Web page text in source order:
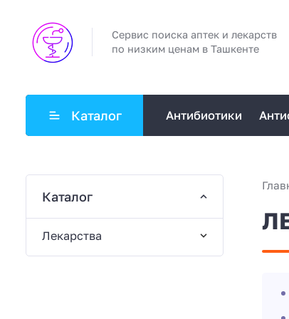
Сервис поиска аптек и лекарств
по низким ценам в Ташкенте
Каталог Антибиотики
Каталог
Лекарства